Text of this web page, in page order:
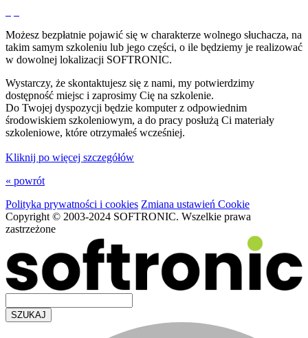
Możesz bezpłatnie pojawić się w charakterze wolnego słuchacza, na
takim samym szkoleniu lub jego części, o ile będziemy je realizować
w dowolnej lokalizacji SOFTRONIC.
Wystarczy, że skontaktujesz się z nami, my potwierdzimy
dostępność miejsc i zaprosimy Cię na szkolenie.
Do Twojej dyspozycji będzie komputer z odpowiednim
środowiskiem szkoleniowym, a do pracy posłużą Ci materiały
szkoleniowe, które otrzymałeś wcześniej.
Kliknij po więcej szczegółów
« powrót
Polityka prywatności i cookies Zmiana ustawień Cookie
Copyright © 2003-2024 SOFTRONIC. Wszelkie prawa
zastrzeżone